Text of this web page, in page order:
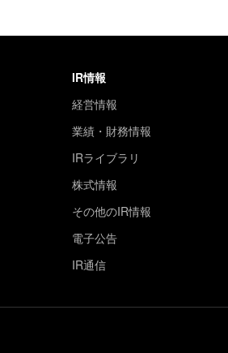
IR情報
経営情報
業績・財務情報
IRライブラリ
株式情報
その他のIR情報
電子公告
IR通信